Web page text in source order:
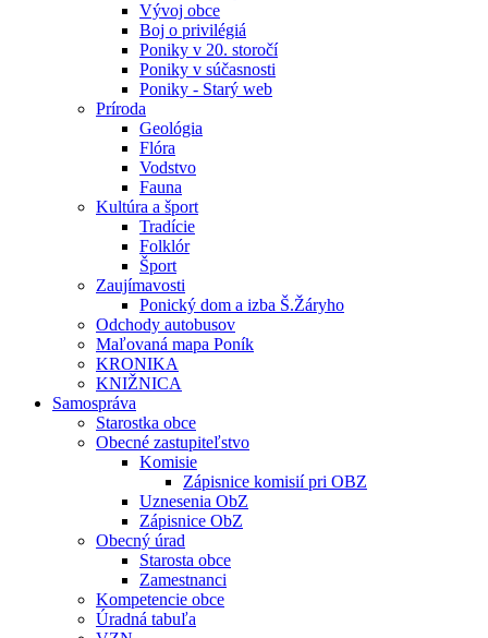
Vývoj obce
Boj o privilégiá
Poniky v 20. storočí
Poniky v súčasnosti
Poniky - Starý web
Príroda
Geológia
Flóra
Vodstvo
Fauna
Kultúra a šport
Tradície
Folklór
Šport
Zaujímavosti
Ponický dom a izba Š.Žáryho
Odchody autobusov
Maľovaná mapa Poník
KRONIKA
KNIŽNICA
Samospráva
Starostka obce
Obecné zastupiteľstvo
Komisie
Zápisnice komisií pri OBZ
Uznesenia ObZ
Zápisnice ObZ
Obecný úrad
Starosta obce
Zamestnanci
Kompetencie obce
Úradná tabuľa